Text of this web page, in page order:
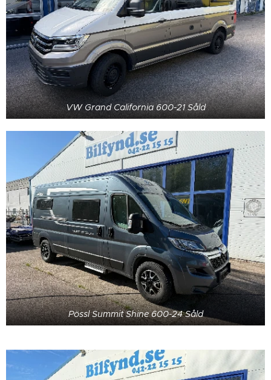
VW Grand California 600-21 Såld
Pössl Summit Shine 600-24 Såld